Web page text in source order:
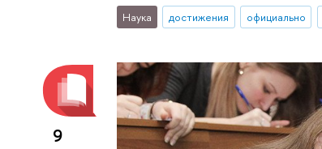
Наука достижения официально
9